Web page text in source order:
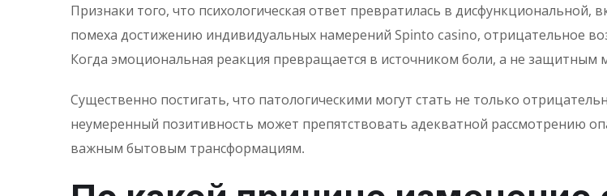
Признаки того, что психологическая ответ превратилась в дисфункциональной,
помеха достижению индивидуальных намерений Spinto casino, отрицательное
Когда эмоциональная реакция превращается в источником боли, а не защитным
Существенно постигать, что патологическими могут стать не только
неумеренный позитивность может препятствовать адекватной рассмотрению
важным бытовым трансформациям.